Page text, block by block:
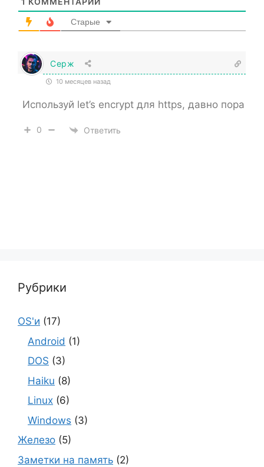
Старые
Серж
10 месяцев назад
Используй let’s encrypt для https, давно пора
0 Ответить
Рубрики
OS'и (17)
Android (1)
DOS (3)
Haiku (8)
Linux (6)
Windows (3)
Железо (5)
Заметки на память (2)